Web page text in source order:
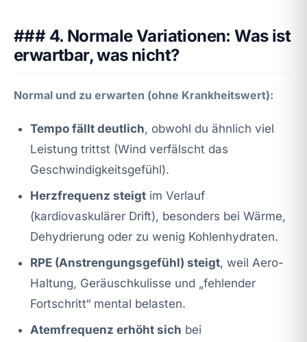
### 4. Normale Variationen: Was ist
erwartbar, was nicht?
Normal und zu erwarten (ohne Krankheitswert):
Tempo fällt deutlich, obwohl du ähnlich viel
Leistung trittst (Wind verfälscht das
Geschwindigkeitsgefühl).
Herzfrequenz steigt im Verlauf
(kardiovaskulärer Drift), besonders bei Wärme,
Dehydrierung oder zu wenig Kohlenhydraten.
RPE (Anstrengungsgefühl) steigt, weil Aero-
Haltung, Geräuschkulisse und „fehlender
Fortschritt“ mental belasten.
Atemfrequenz erhöht sich bei